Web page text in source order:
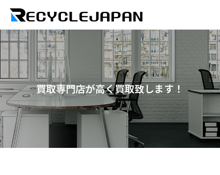
買取専門店が高く買取致します！